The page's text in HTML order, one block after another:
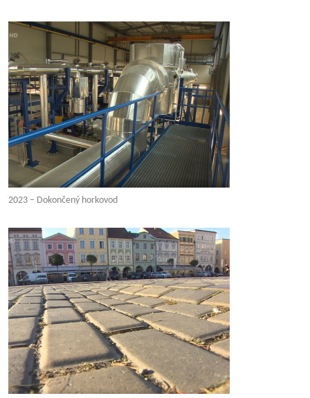
2023 – Dokončený horkovod